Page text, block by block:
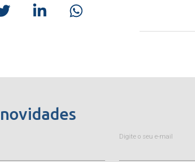
Digite o seu e-mail